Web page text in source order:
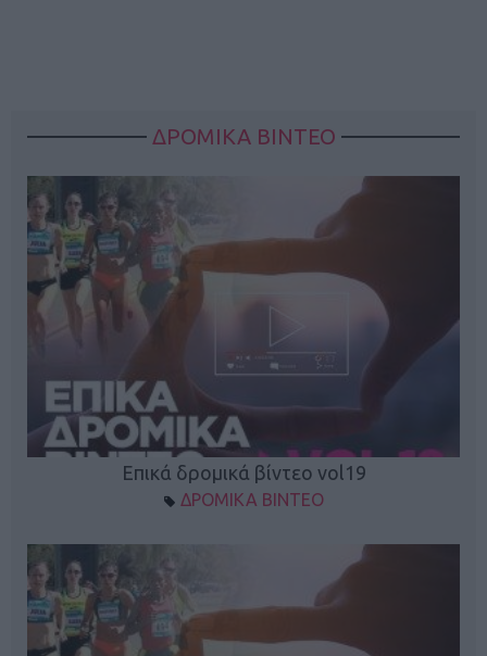
ΔΡΟΜΙΚΑ ΒΙΝΤΕΟ
Επικά δρομικά βίντεο vol19
ΔΡΟΜΙΚΑ ΒΙΝΤΕΟ